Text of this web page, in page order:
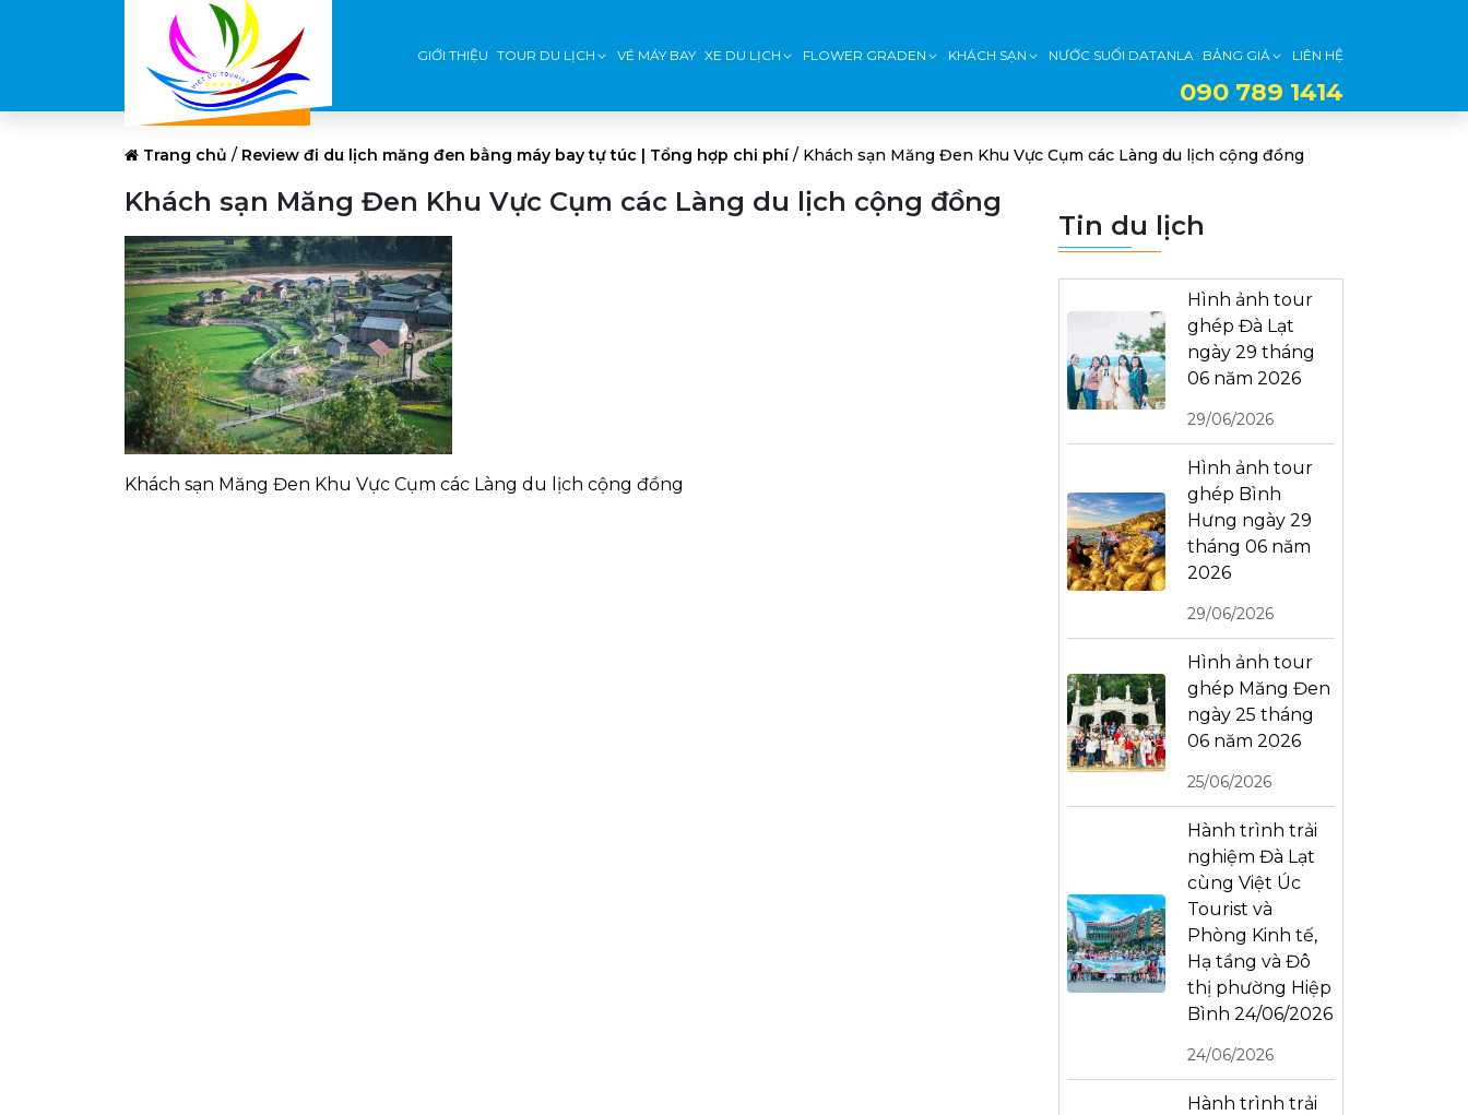
GIỚI THIỆU TOUR DU LỊCH VÉ MÁY BAY XE DU LỊCH FLOWER GRADEN KHÁCH SẠN NƯỚC SUỐI DATANLA BẢNG GIÁ LIÊN HỆ
090 789 1414
Trang chủ / Review đi du lịch măng đen bằng máy bay tự túc | Tổng hợp chi phí/ Khách sạn Măng Đen Khu Vực Cụm các Làng du lịch cộng đồng
Khách sạn Măng Đen Khu Vực Cụm các Làng du lịch cộng đồng
Khách sạn Măng Đen Khu Vực Cụm các Làng du lịch cộng đồng
Tin du lịch
Hình ảnh tour
ghép Đà Lạt
ngày 29 tháng
06 năm 2026
29/06/2026
Hình ảnh tour
ghép Bình
Hưng ngày 29
tháng 06 năm
2026
29/06/2026
Hình ảnh tour
ghép Măng Đen
ngày 25 tháng
06 năm 2026
25/06/2026
Hành trình trải
nghiệm Đà Lạt
cùng Việt Úc
Tourist và
Phòng Kinh tế,
Hạ tầng và Đô
thị phường Hiệp
Bình 24/06/2026
24/06/2026
Hành trình trải